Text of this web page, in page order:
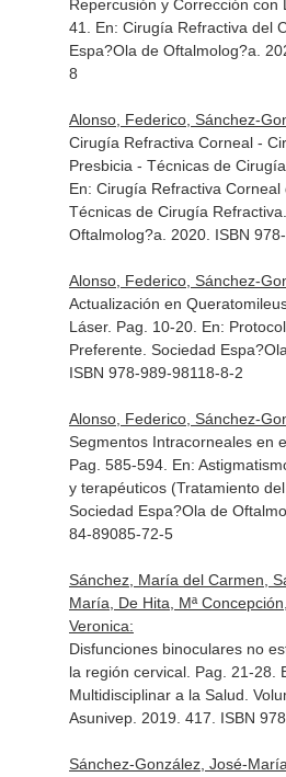
Repercusión y Corrección con
41. En: Cirugía Refractiva del
Espa?Ola de Oftalmolog?a.
8
Alonso, Federico, Sánchez-
Cirugía Refractiva Corneal -
Presbicia - Técnicas de
En: Cirugía Refractiva Corneal
Técnicas de Cirugía Refractiva
Oftalmolog?a. 2020. ISBN
Alonso, Federico, Sánchez-
Actualización en
Láser. Pag. 10-20. En:
Preferente. Sociedad
ISBN 978-989-98118-8-2
Alonso, Federico, Sánchez-
Segmentos Intracorneales en
Pag. 585-594. En:
y terapéuticos (Tratamiento
Sociedad Espa?Ola de
84-89085-72-5
Sánchez, María del Carmen,
María, De Hita, Mª
Veronica:
Disfunciones binoculares no
la región cervical. Pag. 21-28.
Multidisciplinar a la Salud.
Asunivep. 2019. 417. ISBN
Sánchez-González, José-